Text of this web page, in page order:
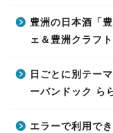
豊洲の日本酒「
ェ＆豊洲クラフ
日ごとに別テー
ーバンドック ら
エラーで利用で